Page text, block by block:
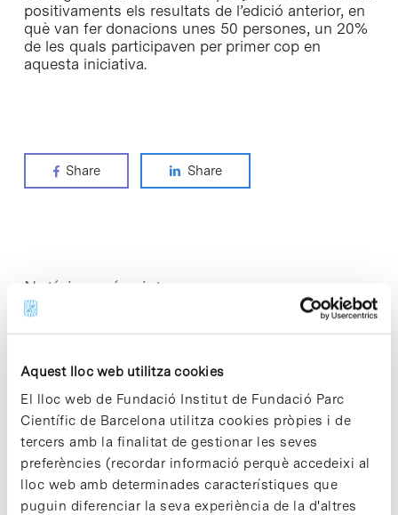
Aquest lloc web utilitza cookies
El lloc web de Fundació Institut de Fundació Parc
Científic de Barcelona utilitza cookies pròpies i de
tercers amb la finalitat de gestionar les seves
preferències (recordar informació perquè accedeixi al
lloc web amb determinades característiques que
puguin diferenciar la seva experiència de la d'altres
positivaments els resultats de l’edició anterior, en
què van fer donacions unes 50 persones, un 20%
de les quals participaven per primer cop en
aquesta iniciativa.
Share Share
Notícies més vistes
Vacances responsables en temps
d’emergència climàtica
15 de juliol de 2026